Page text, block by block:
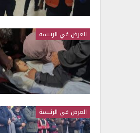
العرض في الرئيسة
العرض في الرئيسة